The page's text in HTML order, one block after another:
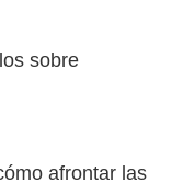
sobre
afrontar las